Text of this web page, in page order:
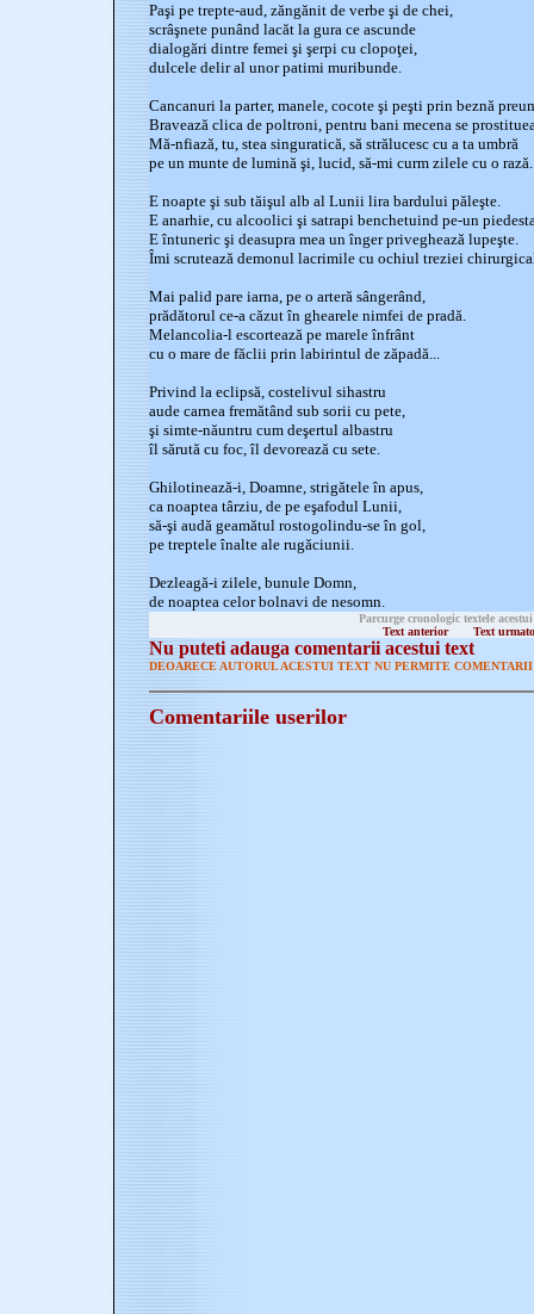
Paşi pe trepte-aud, zăngănit de verbe şi de chei,
scrâşnete punând lacăt la gura ce ascunde
dialogări dintre femei şi şerpi cu clopoţei,
dulcele delir al unor patimi muribunde.
Cancanuri la parter, manele, cocote şi peşti prin beznă
Bravează clica de poltroni, pentru bani mecena se
Mă-nfiază, tu, stea singuratică, să strălucesc cu a ta umbră
pe un munte de lumină şi, lucid, să-mi curm zilele cu o rază.
E noapte şi sub tăişul alb al Lunii lira bardului păleşte.
E anarhie, cu alcoolici şi satrapi benchetuind pe-un
E întuneric şi deasupra mea un înger priveghează lupeşte.
Îmi scrutează demonul lacrimile cu ochiul treziei
Mai palid pare iarna, pe o arteră sângerând,
prădătorul ce-a căzut în ghearele nimfei de pradă.
Melancolia-l escortează pe marele înfrânt
cu o mare de făclii prin labirintul de zăpadă...
Privind la eclipsă, costelivul sihastru
aude carnea fremătând sub sorii cu pete,
şi simte-năuntru cum deşertul albastru
îl sărută cu foc, îl devorează cu sete.
Ghilotinează-i, Doamne, strigătele în apus,
ca noaptea târziu, de pe eşafodul Lunii,
să-şi audă geamătul rostogolindu-se în gol,
pe treptele înalte ale rugăciunii.
Dezleagă-i zilele, bunule Domn,
de noaptea celor bolnavi de nesomn.
Parcurge cronologic textele
Text anterior
Text
Nu puteti adauga comentarii acestui text
DEOARECE AUTORUL ACESTUI TEXT NU PERMITE
Comentariile userilor